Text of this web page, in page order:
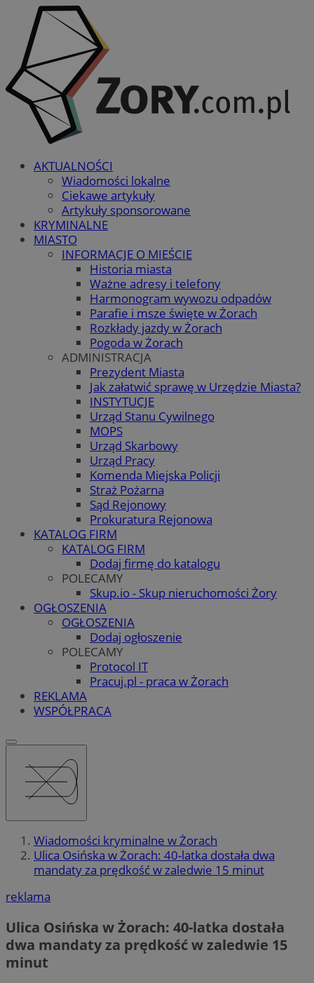
AKTUALNOŚCI
Wiadomości lokalne
Ciekawe artykuły
Artykuły sponsorowane
KRYMINALNE
MIASTO
INFORMACJE O MIEŚCIE
Historia miasta
Ważne adresy i telefony
Harmonogram wywozu odpadów
Parafie i msze święte w Żorach
Rozkłady jazdy w Żorach
Pogoda w Żorach
ADMINISTRACJA
Prezydent Miasta
Jak załatwić sprawę w Urzędzie Miasta?
INSTYTUCJE
Urząd Stanu Cywilnego
MOPS
Urząd Skarbowy
Urząd Pracy
Komenda Miejska Policji
Straż Pożarna
Sąd Rejonowy
Prokuratura Rejonowa
KATALOG FIRM
KATALOG FIRM
Dodaj firmę do katalogu
POLECAMY
Skup.io - Skup nieruchomości Żory
OGŁOSZENIA
OGŁOSZENIA
Dodaj ogłoszenie
POLECAMY
Protocol IT
Pracuj.pl - praca w Żorach
REKLAMA
WSPÓŁPRACA
Wiadomości kryminalne w Żorach
Ulica Osińska w Żorach: 40-latka dostała dwa
mandaty za prędkość w zaledwie 15 minut
reklama
Ulica Osińska w Żorach: 40-latka dostała
dwa mandaty za prędkość w zaledwie 15
minut